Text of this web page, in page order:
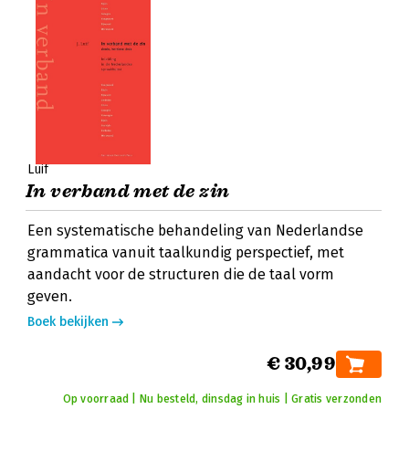
Luif
In verband met de zin
Een systematische behandeling van Nederlandse
grammatica vanuit taalkundig perspectief, met
aandacht voor de structuren die de taal vorm
geven.
Boek bekijken
€ 30,99
Op voorraad | Nu besteld, dinsdag in huis | Gratis verzonden